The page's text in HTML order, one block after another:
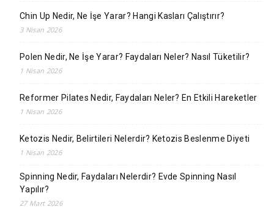
Chin Up Nedir, Ne İşe Yarar? Hangi Kasları Çalıştırır?
3 Nisan 2026
Polen Nedir, Ne İşe Yarar? Faydaları Neler? Nasıl Tüketilir?
1 Nisan 2026
Reformer Pilates Nedir, Faydaları Neler? En Etkili Hareketler
1 Nisan 2026
Ketozis Nedir, Belirtileri Nelerdir? Ketozis Beslenme Diyeti
1 Nisan 2026
Spinning Nedir, Faydaları Nelerdir? Evde Spinning Nasıl
Yapılır?
27 Mart 2026